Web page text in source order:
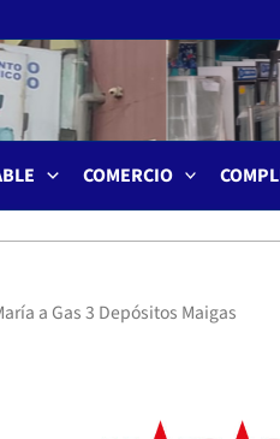
COMERCIO
a Gas 3 Depósitos Maigas